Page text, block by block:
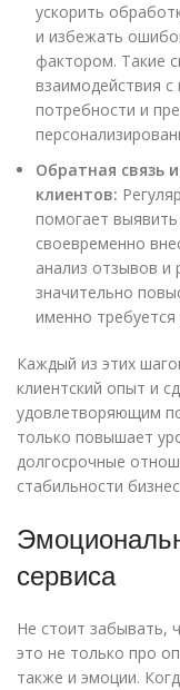
ускорить
и избежать
фактором. Такие
взаимодействия
потребности и
Обратная связь
клиентов:
помогает
своевременно
анализ отзывов
значительно
именно требуется
Каждый из этих
клиентский опыт и
удовлетворяющим
только повышает
долгосрочные
стабильности
сервиса
Не стоит забывать,
это не только про
также и эмоции.